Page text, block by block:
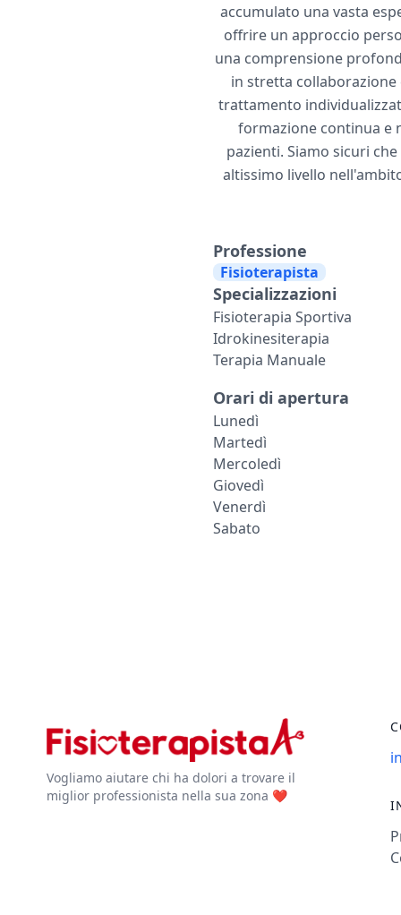
accumulato una vasta
offrire un approccio
una comprensione
in stretta
trattamento
formazione continua e
pazienti. Siamo sicuri
altissimo livello
Professione
Fisioterapista
Specializzazioni
Fisioterapia Sportiva
Idrokinesiterapia
Terapia Manuale
Orari di apertura
Lunedì
Martedì
Mercoledì
Giovedì
Venerdì
Sabato
Vogliamo aiutare chi ha dolori a trovare il
miglior professionista nella sua zona ❤️